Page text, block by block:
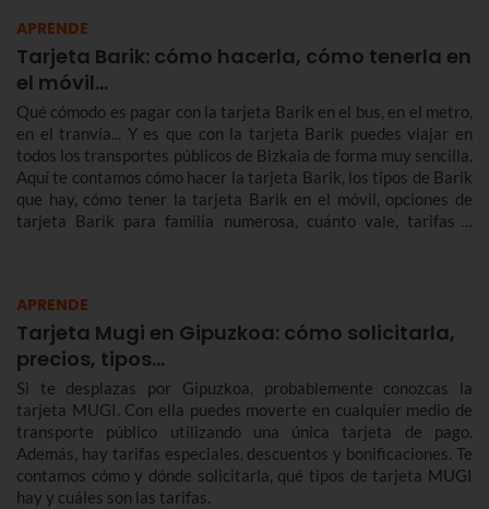
APRENDE
Tarjeta Barik: cómo hacerla, cómo tenerla en
el móvil...
Qué cómodo es pagar con la tarjeta Barik en el bus, en el metro,
en el tranvía... Y es que con la tarjeta Barik puedes viajar en
todos los transportes públicos de Bizkaia de forma muy sencilla.
Aquí te contamos cómo hacer la tarjeta Barik, los tipos de Barik
que hay, cómo tener la tarjeta Barik en el móvil, opciones de
tarjeta Barik para familia numerosa, cuánto vale, tarifas y
APRENDE
Tarjeta Mugi en Gipuzkoa: cómo solicitarla,
precios, tipos…
Si te desplazas por Gipuzkoa, probablemente conozcas la
tarjeta MUGI. Con ella puedes moverte en cualquier medio de
transporte público utilizando una única tarjeta de pago.
Además, hay tarifas especiales, descuentos y bonificaciones. Te
contamos cómo y dónde solicitarla, qué tipos de tarjeta MUGI
hay y cuáles son las tarifas.